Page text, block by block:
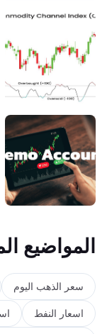
المواضيع
سعر الذهب اليوم
اسعار النفط